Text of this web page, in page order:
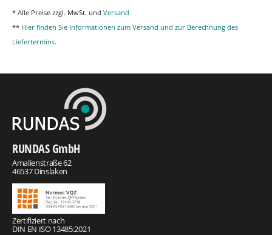
* Alle Preise zzgl. MwSt. und Versand
** Hier finden Sie Informationen zum Versand und zur Berechnung des
Liefertermins.
RUNDAS GmbH
Amalienstraße 62
46537 Dinslaken
Zertifiziert nach
DIN EN ISO 13485:2021